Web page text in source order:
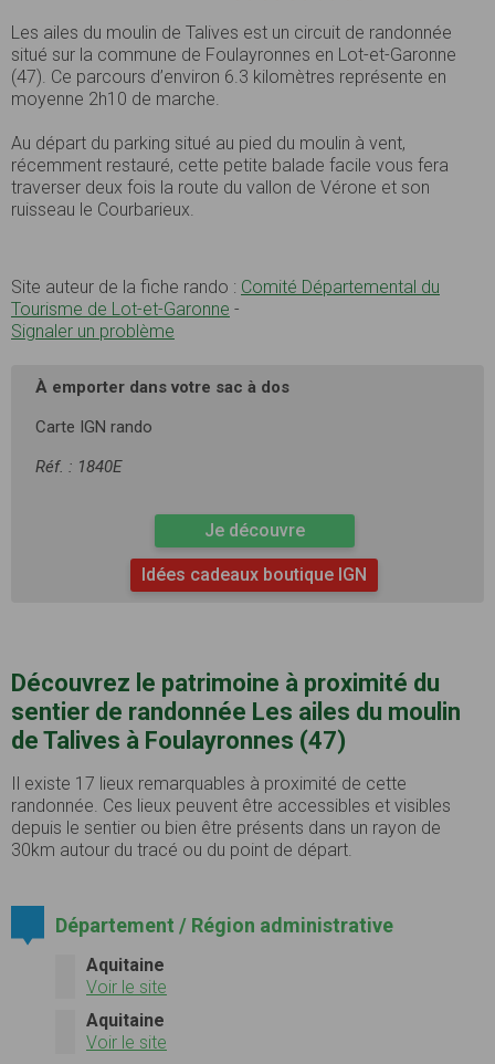
Les ailes du moulin de Talives est un circuit de randonnée
situé sur la commune de Foulayronnes en Lot-et-Garonne
(47). Ce parcours d’environ 6.3 kilomètres représente en
moyenne 2h10 de marche.
Au départ du parking situé au pied du moulin à vent,
récemment restauré, cette petite balade facile vous fera
traverser deux fois la route du vallon de Vérone et son
ruisseau le Courbarieux.
Site auteur de la fiche rando : Comité Départemental du
Tourisme de Lot-et-Garonne -
Signaler un problème
À emporter dans votre sac à dos
Carte IGN rando
Réf. : 1840E
Je découvre
Idées cadeaux boutique IGN
Découvrez le patrimoine à proximité du
sentier de randonnée Les ailes du moulin
de Talives à Foulayronnes (47)
Il existe 17 lieux remarquables à proximité de cette
randonnée. Ces lieux peuvent être accessibles et visibles
depuis le sentier ou bien être présents dans un rayon de
30km autour du tracé ou du point de départ.
Département / Région administrative
Aquitaine
Voir le site
Aquitaine
Voir le site